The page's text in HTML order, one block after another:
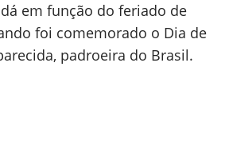
em função do feriado de
foi comemorado o Dia de
padroeira do Brasil.